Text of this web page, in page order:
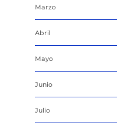
Marzo
Abril
Mayo
Junio
Julio